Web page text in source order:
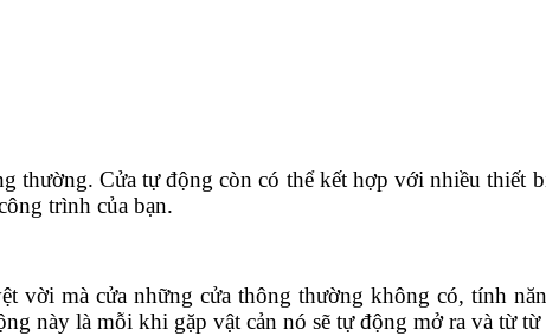
Cửa tự động còn có thể kết hợp với nhiều thiết
trình của bạn.
vời mà cửa những cửa thông thường không có, tính
này là mỗi khi gặp vật cản nó sẽ tự động mở ra và từ từ